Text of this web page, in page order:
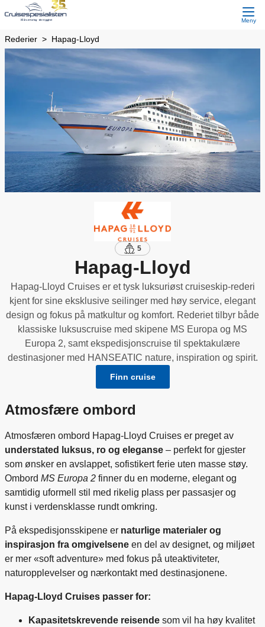
Meny
Rederier Hapag-Lloyd
5
Hapag-Lloyd
Hapag-Lloyd Cruises er et tysk luksuriøst cruiseskip-rederi
kjent for sine eksklusive seilinger med høy service, elegant
design og fokus på matkultur og komfort. Rederiet tilbyr både
klassiske luksuscruise med skipene MS Europa og MS
Europa 2, samt ekspedisjonscruise til spektakulære
destinasjoner med HANSEATIC nature, inspiration og spirit.
Finn cruise
Atmosfære ombord
Atmosfæren ombord Hapag-Lloyd Cruises er preget av
understated luksus, ro og eleganse – perfekt for gjester
som ønsker en avslappet, sofistikert ferie uten masse støy.
Ombord MS Europa 2 finner du en moderne, elegant og
samtidig uformell stil med rikelig plass per passasjer og
kunst i verdensklasse rundt omkring.
På ekspedisjonsskipene er naturlige materialer og
inspirasjon fra omgivelsene en del av designet, og miljøet
er mer «soft adventure» med fokus på uteaktiviteter,
naturopplevelser og nærkontakt med destinasjonene.
Hapag-Lloyd Cruises passer for:
Kapasitetskrevende reisende som vil ha høy kvalitet